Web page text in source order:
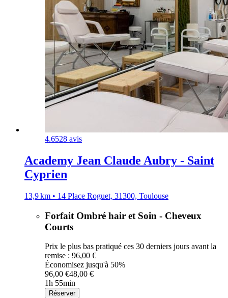
4.6528 avis
Academy Jean Claude Aubry - Saint
Cyprien
13,9 km • 14 Place Roguet, 31300, Toulouse
Forfait Ombré hair et Soin - Cheveux
Courts
Prix le plus bas pratiqué ces 30 derniers jours avant la
remise : 96,00 €
Économisez jusqu'à 50%
96,00 €48,00 €
1h 55min
Réserver